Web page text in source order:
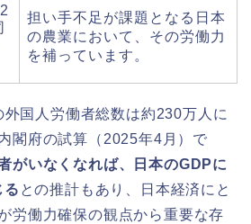
担い手不足が課題となる日本
の農業において、その労働力
を補っています。
国人労働者総数は約230万人に
閣府の試算（2025年4月）で
がいなくなれば、日本のGDPに
との推計もあり、日本経済にと
労働力確保の観点から重要な存